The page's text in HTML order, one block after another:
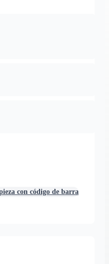
con código de barra